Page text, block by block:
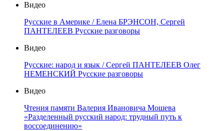
Видео
Русские в Америке / Елена БРЭНСОН, Сергей
ПАНТЕЛЕЕВ Русские разговоры
Видео
Русские: народ и язык / Сергей ПАНТЕЛЕЕВ Олег
НЕМЕНСКИЙ Русские разговоры
Видео
Чтения памяти Валерия Ивановича Мошева
«Разделенный русский народ: трудный путь к
воссоединению»